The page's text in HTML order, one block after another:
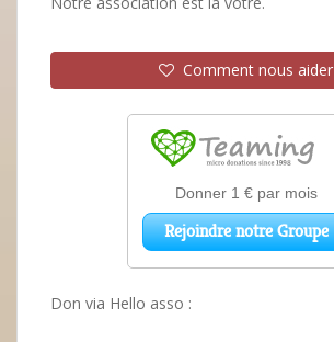
Comment nous aider
Don via Hello asso :